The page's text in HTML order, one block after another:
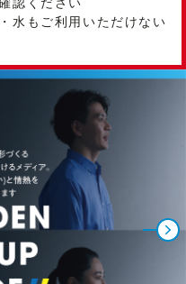
認ください
水もご利用いただけない